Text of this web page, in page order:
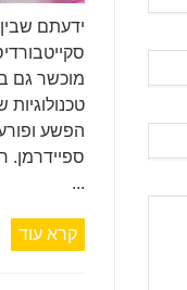
ידעתם
מוכשר גם
הפשע
...
קרא עוד